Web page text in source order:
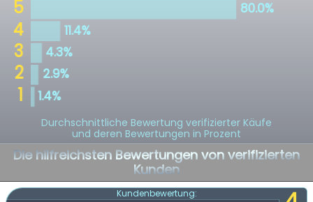
Durchschnittliche Bewertung verifizierter Käufe
und deren Bewertungen in Prozent
Die hilfreichsten Bewertungen von verifizierten
Kunden
Kundenbewertung: